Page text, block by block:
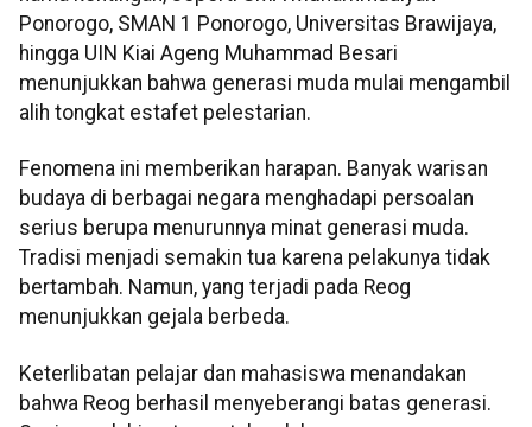
Ponorogo, SMAN 1 Ponorogo, Universitas Brawijaya,
hingga UIN Kiai Ageng Muhammad Besari
menunjukkan bahwa generasi muda mulai mengambil
alih tongkat estafet pelestarian.
Fenomena ini memberikan harapan. Banyak warisan
budaya di berbagai negara menghadapi persoalan
serius berupa menurunnya minat generasi muda.
Tradisi menjadi semakin tua karena pelakunya tidak
bertambah. Namun, yang terjadi pada Reog
menunjukkan gejala berbeda.
Keterlibatan pelajar dan mahasiswa menandakan
bahwa Reog berhasil menyeberangi batas generasi.